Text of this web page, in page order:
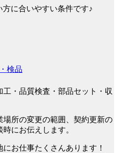
に合いやすい条件です♪
検品
工・品質検査・部品セット・収
所の変更の範囲、契約更新の
にお伝えします。
お仕事たくさんあります！